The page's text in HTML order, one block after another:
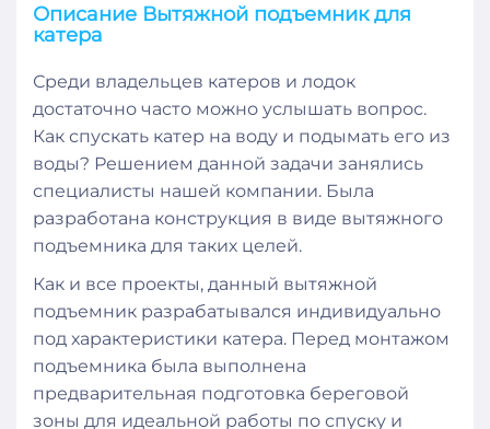
Описание Вытяжной подъемник для
катера
Среди владельцев катеров и лодок
достаточно часто можно услышать вопрос.
Как спускать катер на воду и подымать его из
воды? Решением данной задачи занялись
специалисты нашей компании. Была
разработана конструкция в виде вытяжного
подъемника для таких целей.
Как и все проекты, данный вытяжной
подъемник разрабатывался индивидуально
под характеристики катера. Перед монтажом
подъемника была выполнена
предварительная подготовка береговой
зоны для идеальной работы по спуску и